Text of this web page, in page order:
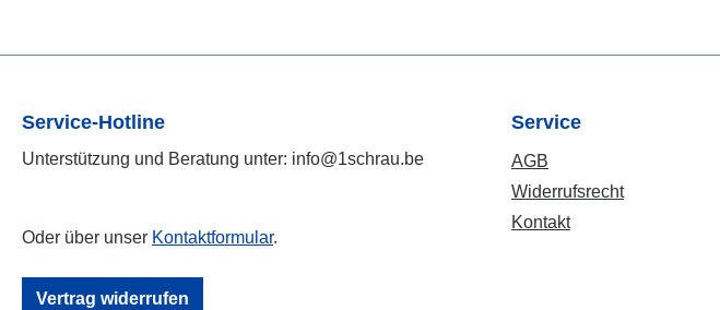
Service-Hotline
Unterstützung und Beratung unter: info@1schrau.be
Oder über unser Kontaktformular.
Vertrag widerrufen
Service
AGB
Widerrufsrecht
Kontakt